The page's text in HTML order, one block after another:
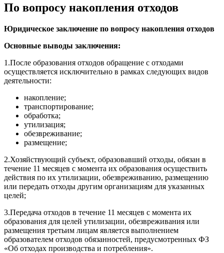
По вопросу накопления отходов
Юридическое заключение по вопросу накопления отходов
Основные выводы заключения:
1.После образования отходов обращение с отходами
осуществляется исключительно в рамках следующих видов
деятельности:
накопление;
транспортирование;
обработка;
утилизация;
обезвреживание;
размещение;
2.Хозяйствующий субъект, образовавший отходы, обязан в
течение 11 месяцев с момента их образования осуществить
действия по их утилизации, обезвреживанию, размещению
или передать отходы другим организациям для указанных
целей;
3.Передача отходов в течение 11 месяцев с момента их
образования для целей утилизации, обезвреживания или
размещения третьим лицам является выполнением
образователем отходов обязанностей, предусмотренных ФЗ
«Об отходах производства и потребления».